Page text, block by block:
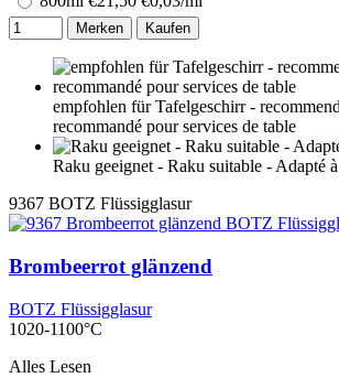
Merken Kaufen
empfohlen für Tafelgeschirr -
recommandé pour services de table
Raku geeignet - Raku suitable - Adapté
9367 BOTZ Flüssigglasur
Brombeerrot glänzend
BOTZ Flüssigglasur
1020-1100°C
Alles Lesen